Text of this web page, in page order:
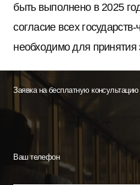
быть выполнено в 2025
согласие всех
необходимо для принятия
Заявка на бесплатную консультацию
Ваш телефон